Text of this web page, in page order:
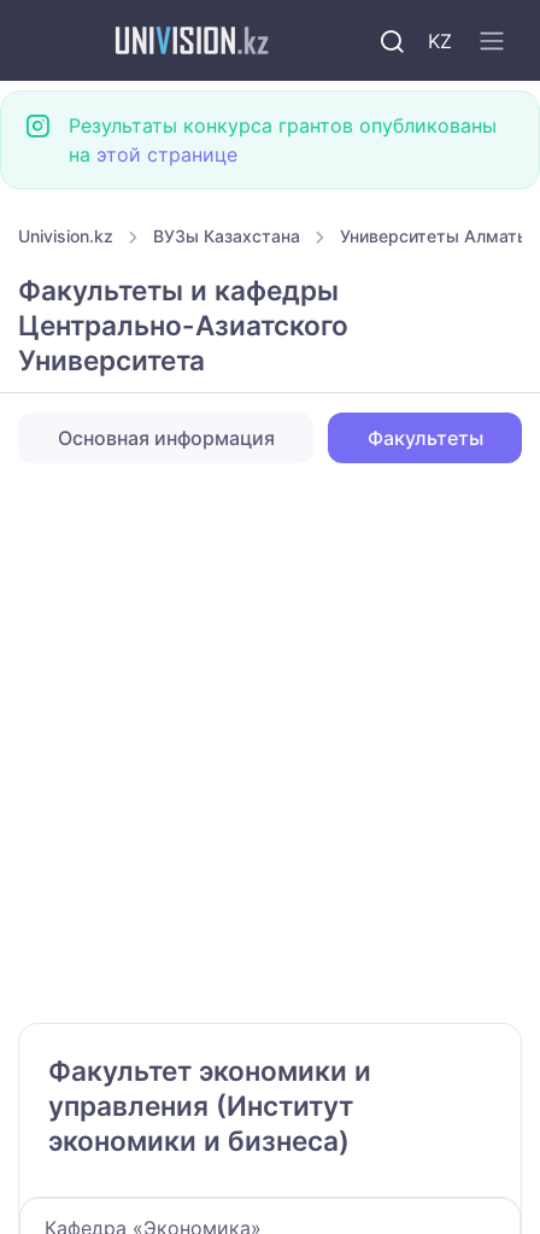
KZ
Результаты конкурса грантов опубликованы
на этой странице
Univision.kz ВУЗы Казахстана Университеты Алматы
Факультеты и кафедры
Центрально-Азиатского
Университета
Основная информация Факультеты
Факультет экономики и
управления (Институт
экономики и бизнеса)
Кафедра «Экономика»